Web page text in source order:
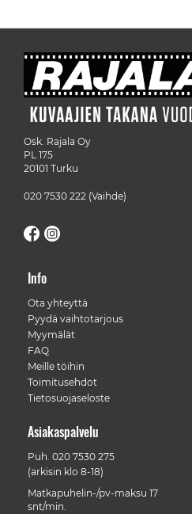
Osk. Rajala Oy
PL 175
20101 Turku
020 7530 222 (Vaihde)
Info
Ota yhteyttä
Pyydä vaihtotarjous
Myymälät
FAQ
Meille töihin
Toimitusehdot
Tietosuojaseloste
Asiakaspalvelu
Puh. 020 7530 275
(arkisin klo 8-18)
Matkapuhelin-/pv-maksu 17
snt/min.